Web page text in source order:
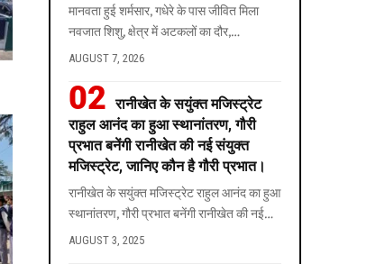
मानवता हुई शर्मसार, गधेरे के पास जीवित मिला
नवजात शिशु, क्षेत्र में अटकलों का दौर,…
AUGUST 7, 2026
रानीखेत के सयुंक्त मजिस्ट्रेट
राहुल आनंद का हुआ स्थानांतरण, गौरी
प्रभात बनेंगी रानीखेत की नई संयुक्त
मजिस्ट्रेट, जानिए कौन है गौरी प्रभात।
रानीखेत के सयुंक्त मजिस्ट्रेट राहुल आनंद का हुआ
स्थानांतरण, गौरी प्रभात बनेंगी रानीखेत की नई…
AUGUST 3, 2025